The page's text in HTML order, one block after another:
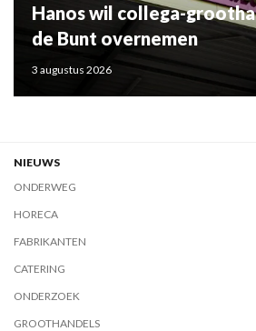
Hanos wil collega-
de Bunt overnemen
3 augustus 2026
NIEUWS
ONDERWEG
HORECA
FABRIKANTEN
CATERING
ONDERZOEK
GROOTHANDELS